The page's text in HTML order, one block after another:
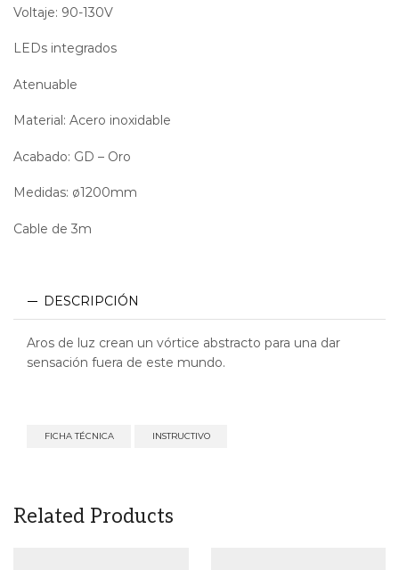
Voltaje: 90-130V
LEDs integrados
Atenuable
Material: Acero inoxidable
Acabado: GD – Oro
Medidas: ø1200mm
Cable de 3m
DESCRIPCIÓN
Aros de luz crean un vórtice abstracto para una dar
sensación fuera de este mundo.
FICHA TÉCNICA INSTRUCTIVO
Related Products